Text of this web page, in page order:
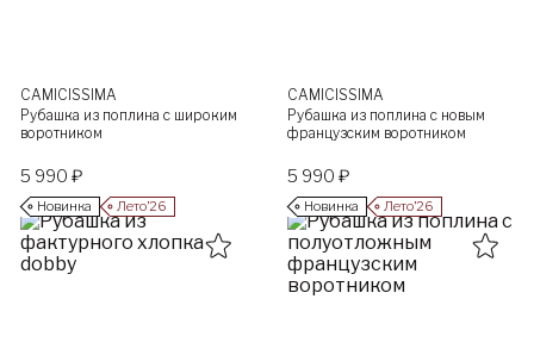
CAMICISSIMA
Рубашка из поплина с широким
воротником
5 990 ₽
Новинка Лето’26
CAMICISSIMA
Рубашка из поплина с новым
французским воротником
5 990 ₽
Новинка Лето’26